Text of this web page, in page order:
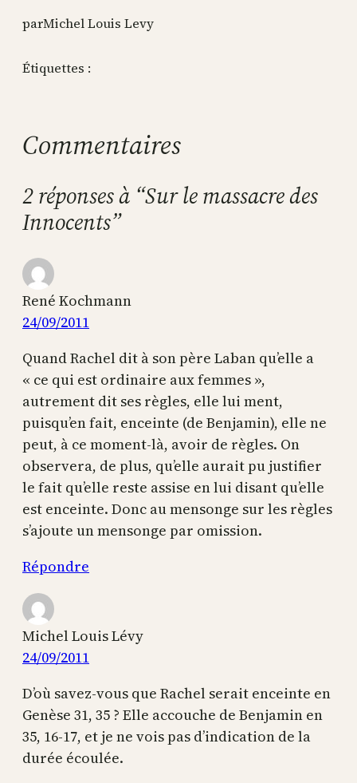
parMichel Louis Levy
Étiquettes :
Commentaires
2 réponses à “Sur le massacre des
Innocents”
René Kochmann
24/09/2011
Quand Rachel dit à son père Laban qu’elle a
« ce qui est ordinaire aux femmes »,
autrement dit ses règles, elle lui ment,
puisqu’en fait, enceinte (de Benjamin), elle ne
peut, à ce moment-là, avoir de règles. On
observera, de plus, qu’elle aurait pu justifier
le fait qu’elle reste assise en lui disant qu’elle
est enceinte. Donc au mensonge sur les règles
s’ajoute un mensonge par omission.
Répondre
Michel Louis Lévy
24/09/2011
D’où savez-vous que Rachel serait enceinte en
Genèse 31, 35 ? Elle accouche de Benjamin en
35, 16-17, et je ne vois pas d’indication de la
durée écoulée.